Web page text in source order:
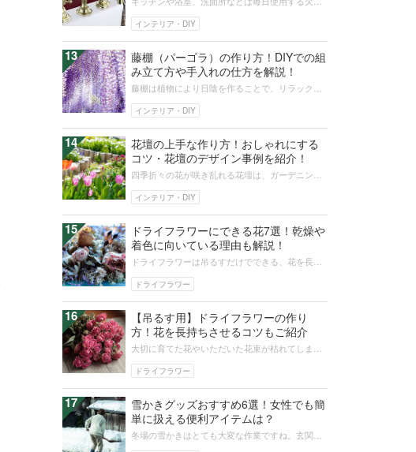
インテリア・DIY
水栓の種類がいくつかあるのをご存知...
13
インテリア・DIY
藤棚（パーゴラ）の作り方！DIYでの組
み立て方や手入れの仕方を解説！
藤棚は植物により日陰を作ることで、リラックス
藤棚の作り方や、長持ちさせる手入れ...
14
インテリア・DIY
花壇の上手な作り方！おしゃれにする
コツ・花壇のデザイン事例を紹介！
四季折々の花が咲き乱れる花壇は、ガーデニング
存在です。花壇の作り方はいろいろあ...
15
ドライフラワー
ドライフラワーにできる花7選！乾燥や
着色に向いている理由も解説！
ドライフラワーは吊るすだけでできる、花を長持
ドライフラワーにしたり、さらに小さ...
16
ドライフラワー
【吊るす用】ドライフラワーの作り
方！花を長持ちさせるコツもご紹介
大切に育てた花やいただいた花束が枯れてしまう
ーにして長く楽しみましょう。基本の...
17
雪かきグッズおすすめ6選！女性でも簡
単に扱える便利アイテムは？
冬場の雪かきはとても大変な作業ですね。玄関先